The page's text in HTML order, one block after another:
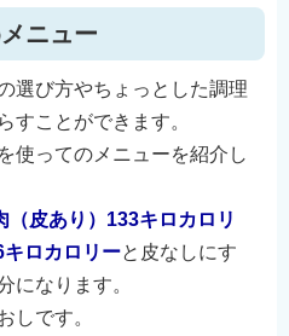
ニュー
選び方やちょっとした調理
すことができます。
使ってのメニューを紹介し
（皮あり）133キロカロリ
ロカロリーと皮なしにす
になります。
しです。